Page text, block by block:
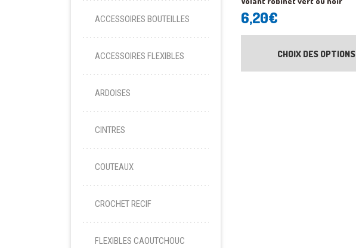
6,20€
CHOIX DES OPTIONS
ACCESSOIRES BOUTEILLES
ACCESSOIRES FLEXIBLES
ARDOISES
CINTRES
COUTEAUX
CROCHET RECIF
FLEXIBLES CAOUTCHOUC